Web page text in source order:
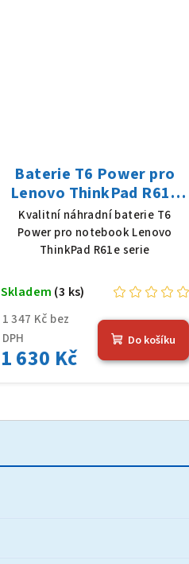
Baterie T6 Power pro
Lenovo ThinkPad R61e
serie, Li-Ion, 10,8 V, 7800
mAh (84 Wh), černá
Kvalitní náhradní baterie T6
Power pro notebook Lenovo
ThinkPad R61e serie
1 347 Kč bez
DPH
1 630 Kč
Skladem (3 ks)
Do košíku